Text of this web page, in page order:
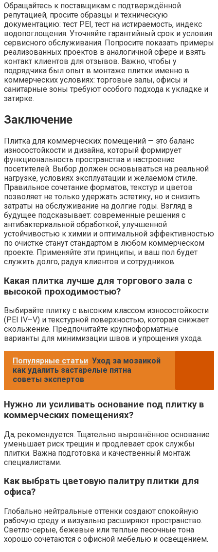
Обращайтесь к поставщикам с подтверждённой
репутацией, просите образцы и техническую
документацию: тест PEI, тест на истираемость, индекс
водопоглощения. Уточняйте гарантийный срок и условия
сервисного обслуживания. Попросите показать примеры
реализованных проектов в аналогичной сфере и взять
контакт клиентов для отзывов. Важно, чтобы у
подрядчика был опыт в монтаже плитки именно в
коммерческих условиях: торговые залы, офисы и
санитарные зоны требуют особого подхода к укладке и
затирке.
Заключение
Плитка для коммерческих помещений — это баланс
износостойкости и дизайна, который формирует
функциональность пространства и настроение
посетителей. Выбор должен основываться на реальной
нагрузке, условиях эксплуатации и желаемом стиле.
Правильное сочетание форматов, текстур и цветов
позволяет не только удержать эстетику, но и снизить
затраты на обслуживание на долгие годы. Взгляд в
будущее подсказывает: современные решения с
антибактериальной обработкой, улучшенной
устойчивостью к химии и оптимальной эффективностью
по очистке станут стандартом в любом коммерческом
проекте. Применяйте эти принципы, и ваш пол будет
служить долго, радуя клиентов и сотрудников.
Какая плитка лучше для торгового зала с
высокой проходимостью?
Выбирайте плитку с высоким классом износостойкости
(PEI IV–V) и текстурной поверхностью, которая снижает
скольжение. Предпочитайте крупноформатные
варианты для минимизации швов и упрощения ухода.
Популярные статьи Уход за мозаикой
как удалить застарелые пятна
советы экспертов
Нужно ли усиливать основание под плитку в
коммерческих помещениях?
Да, рекомендуется. Тщательно выровнённое основание
уменьшает риск трещин и продлевает срок службы
плитки. Важна подготовка и качественный монтаж
специалистами.
Как выбрать цветовую палитру плитки для
офиса?
Глобально нейтральные оттенки создают спокойную
рабочую среду и визуально расширяют пространство.
Светло-серые, бежевые или теплые песочные тона
хорошо сочетаются с офисной мебелью и освещением.